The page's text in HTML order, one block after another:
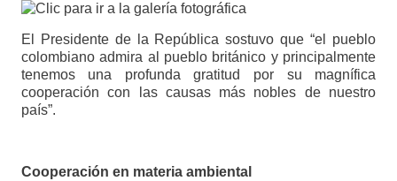
El Presidente de la República sostuvo que “el pueblo
colombiano admira al pueblo británico y principalmente
tenemos una profunda gratitud por su magnífica
cooperación con las causas más nobles de nuestro
país”.
Cooperación en materia ambiental